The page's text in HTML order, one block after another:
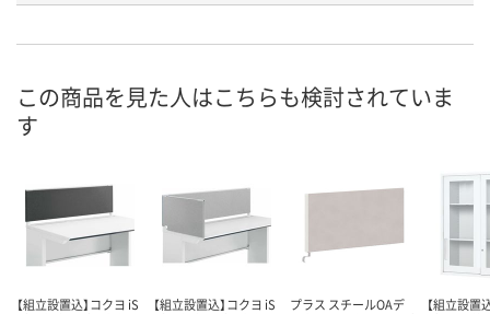
号
お届け日
数量
カゴへ
この商品を見た人はこちらも検討されていま
す
【組立設置込】コクヨ iS
【組立設置込】コクヨ iS
プラス スチールOAデ
【組立設置